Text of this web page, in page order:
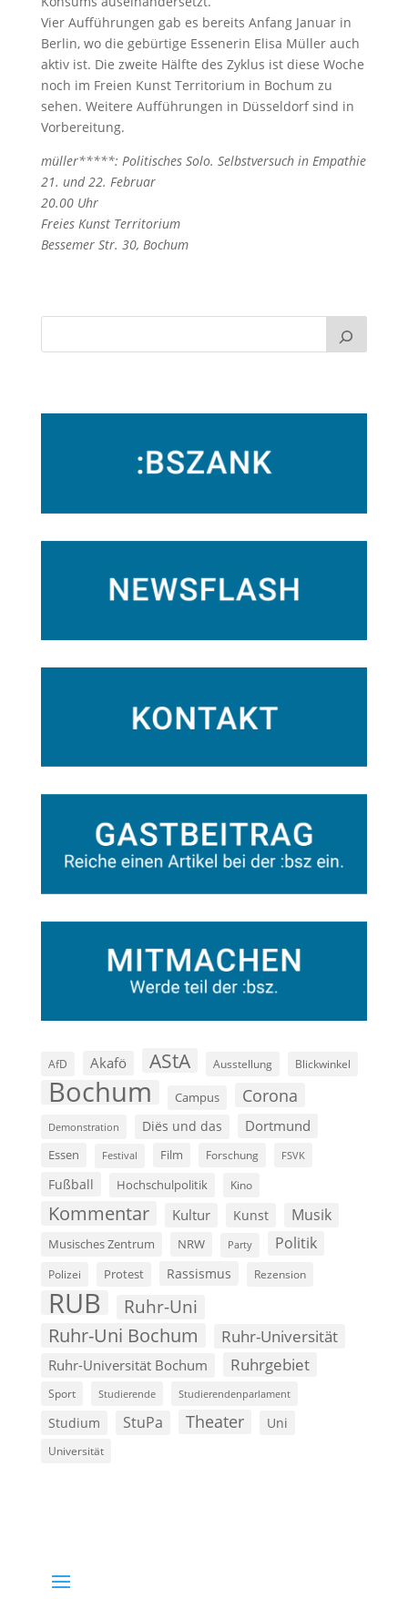
Vier Aufführungen gab es bereits Anfang Januar in
Berlin, wo die gebürtige Essenerin Elisa Müller auch
aktiv ist. Die zweite Hälfte des Zyklus ist diese Woche
noch im Freien Kunst Territorium in Bochum zu
sehen. Weitere Aufführungen in Düsseldorf sind in
Vorbereitung.
müller*****: Politisches Solo. Selbstversuch in Empathie
21. und 22. Februar
20.00 Uhr
Freies Kunst Territorium
Bessemer Str. 30, Bochum
AfD Akafö AStA Ausstellung Blickwinkel
Bochum Campus Corona
Demonstration Diës und das Dortmund
Essen Festival Film Forschung FSVK
Fußball Hochschulpolitik Kino
Kommentar Kultur Kunst Musik
Musisches Zentrum NRW Party Politik
Polizei Protest Rassismus Rezension
RUB Ruhr-Uni
Ruhr-Uni Bochum Ruhr-Universität
Ruhr-Universität Bochum Ruhrgebiet
Sport Studierende Studierendenparlament
Studium StuPa Theater Uni
Universität